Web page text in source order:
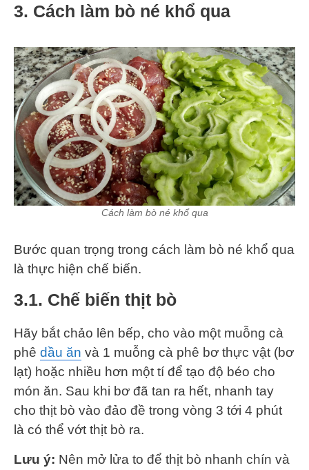
3. Cách làm bò né khổ qua
Cách làm bò né khổ qua
Bước quan trọng trong cách làm bò né khổ qua
là thực hiện chế biến.
3.1. Chế biến thịt bò
Hãy bắt chảo lên bếp, cho vào một muỗng cà
phê dầu ăn và 1 muỗng cà phê bơ thực vật (bơ
lạt) hoặc nhiều hơn một tí để tạo độ béo cho
món ăn. Sau khi bơ đã tan ra hết, nhanh tay
cho thịt bò vào đảo đề trong vòng 3 tới 4 phút
là có thể vớt thịt bò ra.
Lưu ý: Nên mở lửa to để thịt bò nhanh chín và